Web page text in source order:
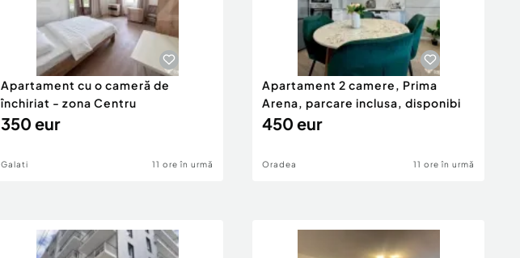
Apartament cu o cameră de
închiriat - zona Centru
350 eur
Galati 11 ore în urmă
Apartament 2 camere, Prima
Arena, parcare inclusa, disponibi
450 eur
Oradea 11 ore în urmă